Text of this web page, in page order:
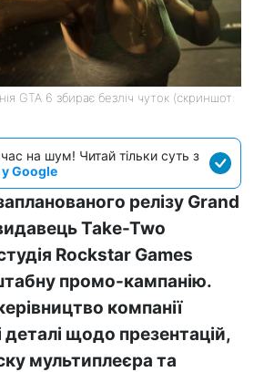
GTA 6 збирає безліч чуток (скриншот:
на шум! Читай тільки суть з
Google
релізу Grand
Take-Two
Rockstar Games
промо-кампанію.
компанії
деталі щодо презентацій,
мультиплеєра та